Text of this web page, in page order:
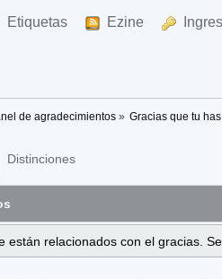
Etiquetas Ezine
de agradecimientos» Gracias que tu
Distinciones
están relacionados con el gracias.